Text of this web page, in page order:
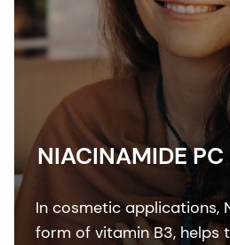
NIACINAMIDE PC
In cosmetic applications,
form of vitamin B3, helps